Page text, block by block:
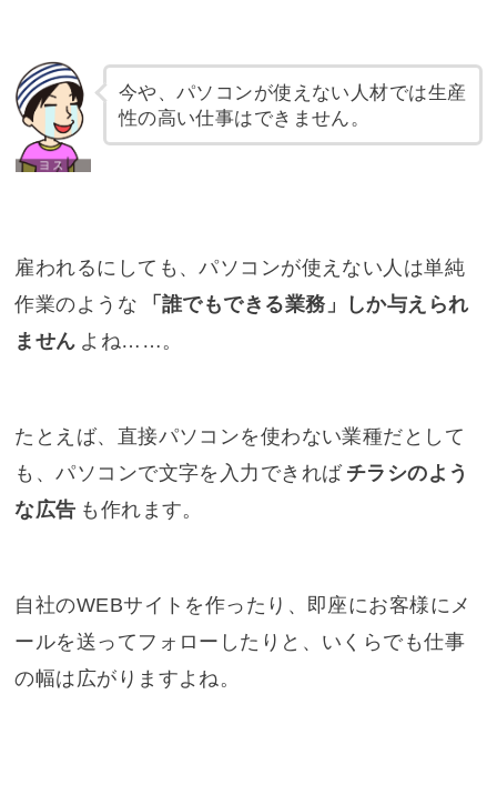
今や、パソコンが使えない人材では生産
性の高い仕事はできません。
雇われるにしても、パソコンが使えない人は単純
作業のような
「誰でもできる業務」しか与えられ
ません よね……。
たとえば、直接パソコンを使わない業種だとして
も、パソコンで文字を入力できれば チラシのよう
な広告 も作れます。
自社のWEBサイトを作ったり、即座にお客様にメ
ールを送ってフォローしたりと、いくらでも仕事
の幅は広がりますよね。